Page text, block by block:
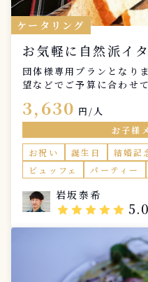
ケータリング
お気軽に自然派イ
団体様専用プランとなり
望などでご予算に合わせ
集まる機会も多くなるこ
いひと時にテーブルコー
理、ケータリングで彩ら
3,630 円/人
お子様
お祝い
誕生日 結婚記
ビュッフェ
パーティー
岩坂泰希
star star star star star 5.0